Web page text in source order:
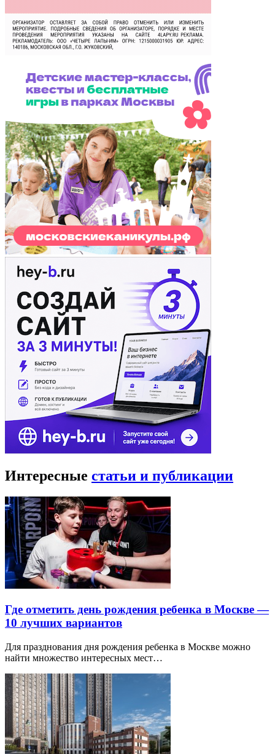
Интересные статьи и публикации
Где отметить день рождения ребенка в Москве —
10 лучших вариантов
Для празднования дня рождения ребенка в Москве можно
найти множество интересных мест…